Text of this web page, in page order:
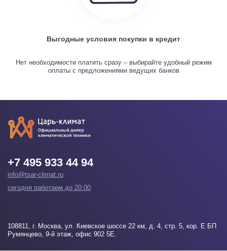
Выгодные условия покупки в кредит
Нет необходимости платить сразу – выбирайте удобный режим
оплаты с предложениями ведущих банков
+7 495 933 44 94
info@tsar-climat.ru
сегодня работаем до 20:00
108811, г. Москва, ул. Киевское шоссе 22 км, д. 4, стр. 5, кор. Е БП
Румянцево, 9-й этаж, офис 902 5Е.